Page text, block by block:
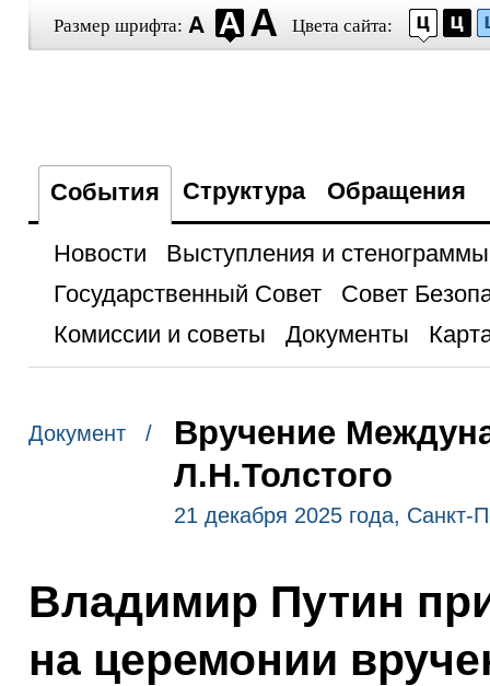
Размер шрифта: Цвета сайта:
События Структура Обращения
Новости
Выступления и стенограммы
Государственный Совет
Совет
Комиссии и советы
Документы
Документ /
Вручение
Л.Н.Толстого
21 декабря 2025 года, Санкт-
Владимир Путин
на церемонии